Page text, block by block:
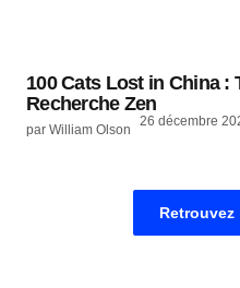
100 Cats Lost in China :
Recherche Zen
par William Olson
26 décembre
Retrouvez